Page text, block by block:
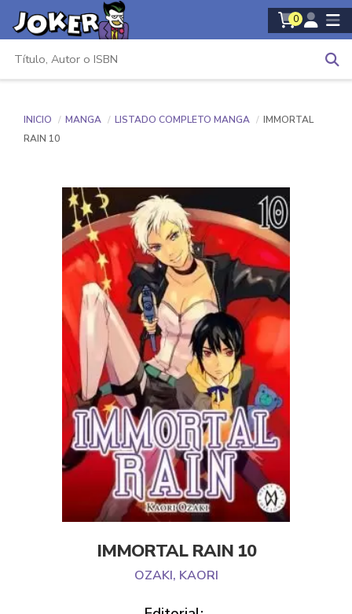
0
INICIO MANGA LISTADO COMPLETO MANGA
IMMORTAL
RAIN 10
IMMORTAL RAIN 10
OZAKI, KAORI